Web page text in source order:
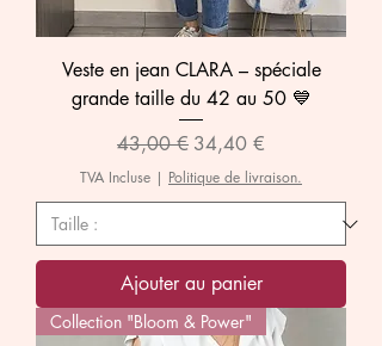
Veste en jean CLARA – spéciale
grande taille du 42 au 50 💙
Prix original
43,00 € Prix promotionnel
34,40 €
TVA Incluse | Politique de livraison.
Ajouter au panier
Collection "Bloom & Power"